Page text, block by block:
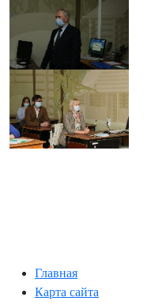
Главная
Карта сайта